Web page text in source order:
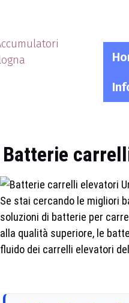
Batterie
Se stai cercando le migliori
soluzioni di batterie per
alla qualità superiore, le
fluido dei carrelli elevatori